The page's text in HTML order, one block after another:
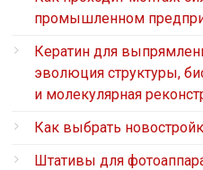
промышленном
Кератин для
эволюция структуры,
и молекулярная
Как выбрать
Штативы для